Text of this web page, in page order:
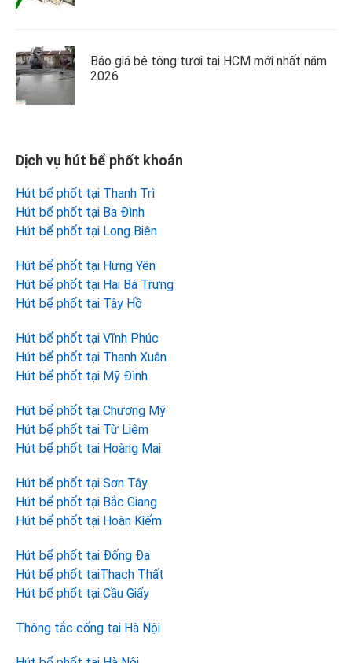
Báo giá bê tông tươi tại HCM mới nhất năm
2026
Dịch vụ hút bể phốt khoán
Hút bể phốt tại Thanh Trì
Hút bể phốt tại Ba Đình
Hút bể phốt tại Long Biên
Hút bể phốt tại Hưng Yên
Hút bể phốt tại Hai Bà Trưng
Hút bể phốt tại Tây Hồ
Hút bể phốt tại Vĩnh Phúc
Hút bể phốt tại Thanh Xuân
Hút bể phốt tại Mỹ Đình
Hút bể phốt tại Chương Mỹ
Hút bể phốt tại Từ Liêm
Hút bể phốt tại Hoàng Mai
Hút bể phốt tại Sơn Tây
Hút bể phốt tại Bắc Giang
Hút bể phốt tại Hoàn Kiếm
Hút bể phốt tại Đống Đa
Hút bể phốt tạiThạch Thất
Hút bể phốt tại Cầu Giấy
Thông tắc cống tại Hà Nội